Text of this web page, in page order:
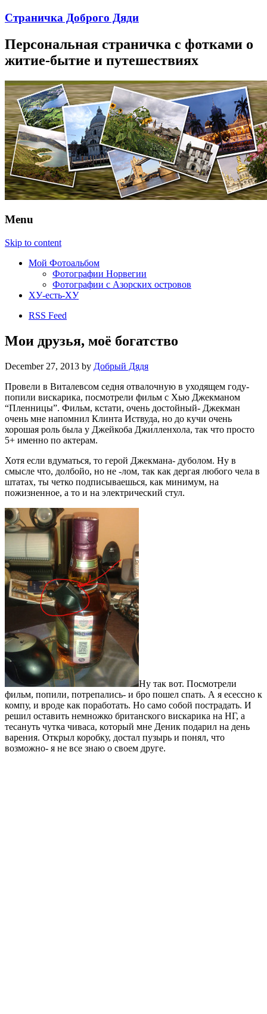
Страничка Доброго Дяди
Персональная страничка с фотками о
житие-бытие и путешествиях
Menu
Skip to content
Мой Фотоальбом
Фотографии Норвегии
Фотографии с Азорских островов
ХУ-есть-ХУ
RSS Feed
Мои друзья, моё богатство
December 27, 2013 by Добрый Дядя
Провели в Виталевсом седня отвалочную в уходящем году-
попили вискарика, посмотрели фильм с Хью Джекманом
“Пленницы”. Фильм, кстати, очень достойный- Джекман
очень мне напомнил Клинта Иствуда, но до кучи очень
хорошая роль была у Джейкоба Джи́лленхола, так что просто
5+ именно по актерам.
Хотя если вдуматься, то герой Джекмана- дуболом. Ну в
смысле что, долбойо, но не -лом, так как дергая любого чела в
штатах, ты четко подписываешься, как минимум, на
пожизненное, а то и на электрический стул.
Ну так вот. Посмотрели
фильм, попили, потрепались- и бро пошел спать. А я есессно к
компу, и вроде как поработать. Но само собой пострадать. И
решил оставить немножко британского вискарика на НГ, а
тесануть чутка чиваса, который мне Деник подарил на день
варения. Открыл коробку, достал пузырь и понял, что
возможно- я не все знаю о своем друге.